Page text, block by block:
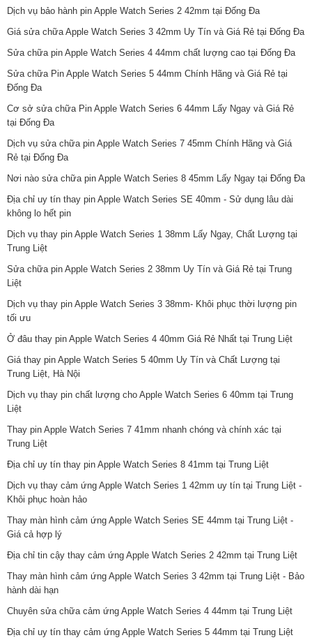
Dịch vụ bảo hành pin Apple Watch Series 2 42mm tại Đống Đa
Giá sửa chữa Apple Watch Series 3 42mm Uy Tín và Giá Rẻ tại Đống Đa
Sửa chữa pin Apple Watch Series 4 44mm chất lượng cao tại Đống Đa
Sửa chữa Pin Apple Watch Series 5 44mm Chính Hãng và Giá Rẻ tại
Đống Đa
Cơ sở sửa chữa Pin Apple Watch Series 6 44mm Lấy Ngay và Giá Rẻ
tại Đống Đa
Dịch vụ sửa chữa pin Apple Watch Series 7 45mm Chính Hãng và Giá
Rẻ tại Đống Đa
Nơi nào sửa chữa pin Apple Watch Series 8 45mm Lấy Ngay tại Đống Đa
Địa chỉ uy tín thay pin Apple Watch Series SE 40mm - Sử dụng lâu dài
không lo hết pin
Dịch vụ thay pin Apple Watch Series 1 38mm Lấy Ngay, Chất Lượng tại
Trung Liệt
Sửa chữa pin Apple Watch Series 2 38mm Uy Tín và Giá Rẻ tại Trung
Liệt
Dịch vụ thay pin Apple Watch Series 3 38mm- Khôi phục thời lượng pin
tối ưu
Ở đâu thay pin Apple Watch Series 4 40mm Giá Rẻ Nhất tại Trung Liệt
Giá thay pin Apple Watch Series 5 40mm Uy Tín và Chất Lượng tại
Trung Liệt, Hà Nội
Dịch vụ thay pin chất lượng cho Apple Watch Series 6 40mm tại Trung
Liệt
Thay pin Apple Watch Series 7 41mm nhanh chóng và chính xác tại
Trung Liệt
Địa chỉ uy tín thay pin Apple Watch Series 8 41mm tại Trung Liệt
Dịch vụ thay cảm ứng Apple Watch Series 1 42mm uy tín tại Trung Liệt -
Khôi phục hoàn hảo
Thay màn hình cảm ứng Apple Watch Series SE 44mm tại Trung Liệt -
Giá cả hợp lý
Địa chỉ tin cậy thay cảm ứng Apple Watch Series 2 42mm tại Trung Liệt
Thay màn hình cảm ứng Apple Watch Series 3 42mm tại Trung Liệt - Bảo
hành dài hạn
Chuyên sửa chữa cảm ứng Apple Watch Series 4 44mm tại Trung Liệt
Địa chỉ uy tín thay cảm ứng Apple Watch Series 5 44mm tại Trung Liệt